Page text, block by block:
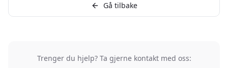
Gå tilbake
Trenger du hjelp? Ta gjerne kontakt med oss: